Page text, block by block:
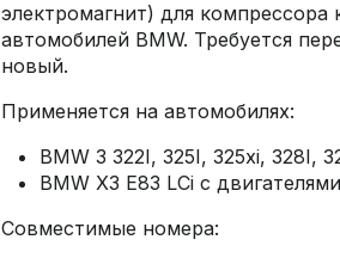
электромагнит) для
автомобилей BMW. Требуется
новый.
Применяется на автомобилях:
BMW 3 322I, 325I, 325xi, 328I,
BMW X3 E83 LCi с
Совместимые номера: